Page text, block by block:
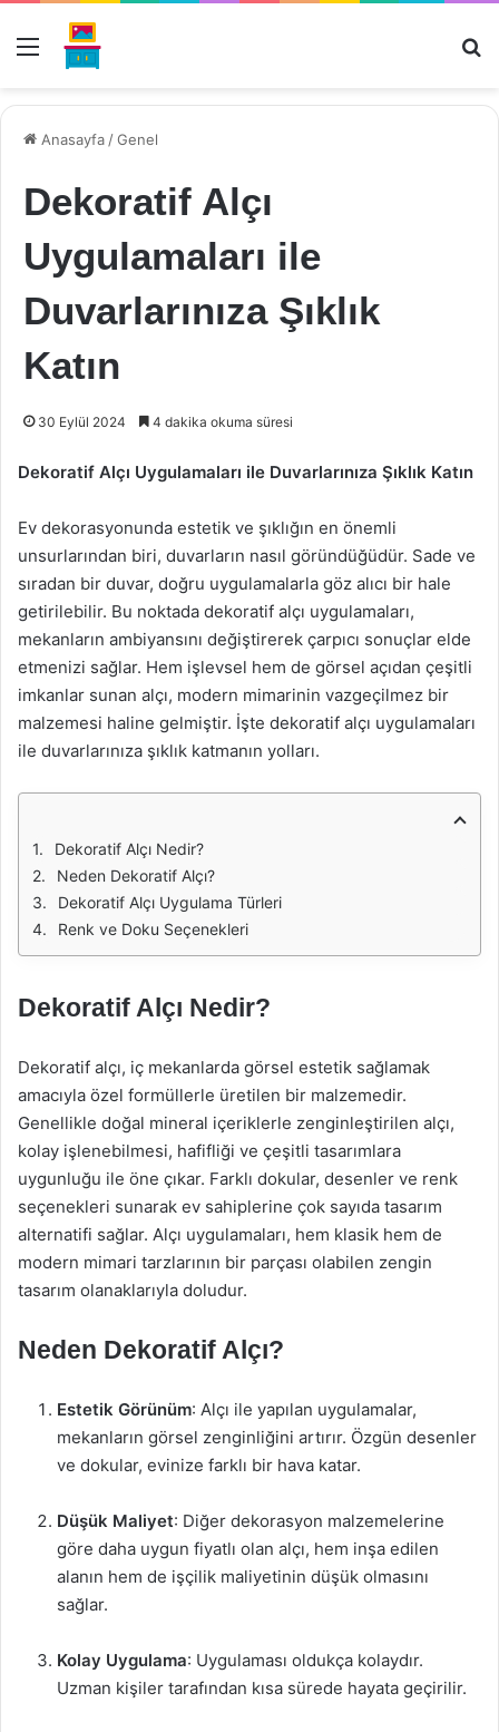
Menü
Anasayfa /Genel
Dekoratif Alçı
Uygulamaları ile
Duvarlarınıza Şıklık
Katın
30 Eylül 2024 4 dakika okuma süresi
Dekoratif Alçı Uygulamaları ile Duvarlarınıza Şıklık Katın
Ev dekorasyonunda estetik ve şıklığın en önemli
unsurlarından biri, duvarların nasıl göründüğüdür. Sade ve
sıradan bir duvar, doğru uygulamalarla göz alıcı bir hale
getirilebilir. Bu noktada dekoratif alçı uygulamaları,
mekanların ambiyansını değiştirerek çarpıcı sonuçlar elde
etmenizi sağlar. Hem işlevsel hem de görsel açıdan çeşitli
imkanlar sunan alçı, modern mimarinin vazgeçilmez bir
malzemesi haline gelmiştir. İşte dekoratif alçı uygulamaları
ile duvarlarınıza şıklık katmanın yolları.
Dekoratif Alçı Nedir?
Neden Dekoratif Alçı?
Dekoratif Alçı Uygulama Türleri
Renk ve Doku Seçenekleri
Dekoratif Alçı Nedir?
Dekoratif alçı, iç mekanlarda görsel estetik sağlamak
amacıyla özel formüllerle üretilen bir malzemedir.
Genellikle doğal mineral içeriklerle zenginleştirilen alçı,
kolay işlenebilmesi, hafifliği ve çeşitli tasarımlara
uygunluğu ile öne çıkar. Farklı dokular, desenler ve renk
seçenekleri sunarak ev sahiplerine çok sayıda tasarım
alternatifi sağlar. Alçı uygulamaları, hem klasik hem de
modern mimari tarzlarının bir parçası olabilen zengin
tasarım olanaklarıyla doludur.
Neden Dekoratif Alçı?
Estetik Görünüm: Alçı ile yapılan uygulamalar,
mekanların görsel zenginliğini artırır. Özgün desenler
ve dokular, evinize farklı bir hava katar.
Düşük Maliyet: Diğer dekorasyon malzemelerine
göre daha uygun fiyatlı olan alçı, hem inşa edilen
alanın hem de işçilik maliyetinin düşük olmasını
sağlar.
Kolay Uygulama: Uygulaması oldukça kolaydır.
Uzman kişiler tarafından kısa sürede hayata geçirilir.